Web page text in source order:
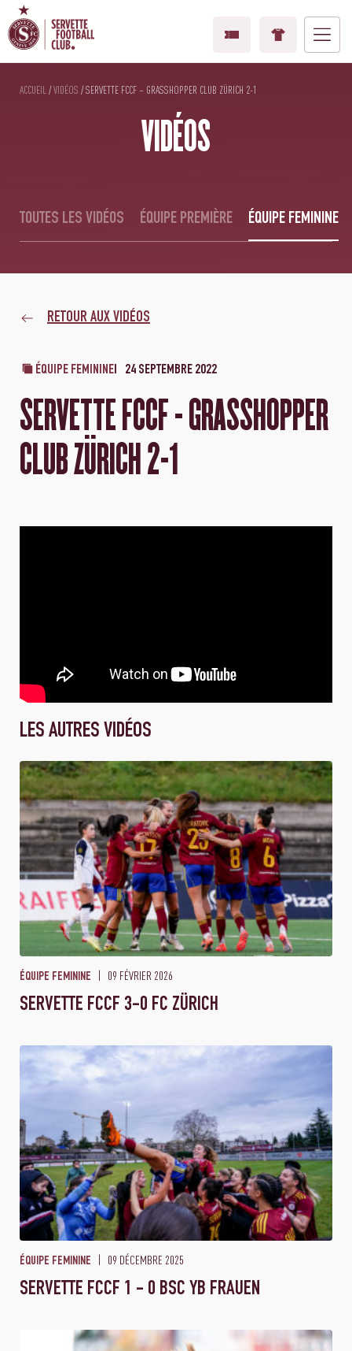
ACCUEIL /VIDÉOS /SERVETTE FCCF – GRASSHOPPER CLUB ZÜRICH 2-1
VIDÉOS
TOUTES LES VIDÉOS ÉQUIPE PREMIÈRE ÉQUIPE FEMININE
RETOUR AUX VIDÉOS
ÉQUIPE FEMININE 24 SEPTEMBRE 2022
SERVETTE FCCF - GRASSHOPPER
CLUB ZÜRICH 2-1
LES AUTRES VIDÉOS
ÉQUIPE FEMININE 09 FÉVRIER 2026
SERVETTE FCCF 3-0 FC ZÜRICH
ÉQUIPE FEMININE 09 DÉCEMBRE 2025
SERVETTE FCCF 1 - 0 BSC YB FRAUEN